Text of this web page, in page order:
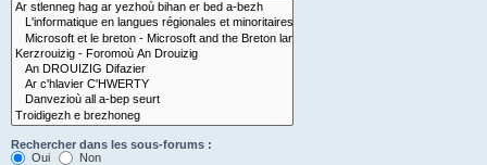
Rechercher dans les sous-forums :
Oui
Non